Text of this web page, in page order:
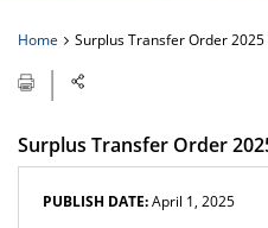
Home Surplus Transfer Order 2025
Surplus Transfer Order
PUBLISH DATE:April 1, 2025